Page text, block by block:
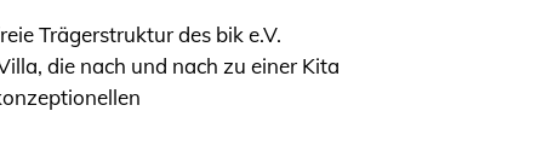
Trägerstruktur des bik e.V.
die nach und nach zu einer Kita